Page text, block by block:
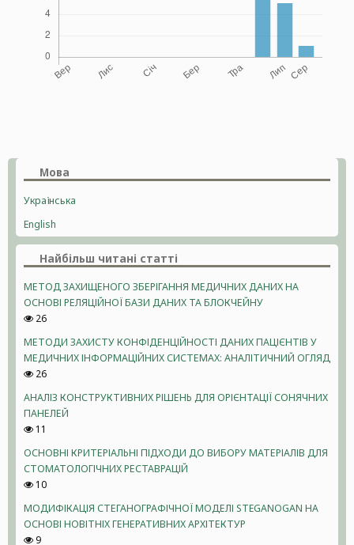
Мова
Українська
English
Найбільш читані статті
МЕТОД ЗАХИЩЕНОГО ЗБЕРІГАННЯ МЕДИЧНИХ ДАНИХ НА
ОСНОВІ РЕЛЯЦІЙНОЇ БАЗИ ДАНИХ ТА БЛОКЧЕЙНУ
26
МЕТОДИ ЗАХИСТУ КОНФІДЕНЦІЙНОСТІ ДАНИХ ПАЦІЄНТІВ У
МЕДИЧНИХ ІНФОРМАЦІЙНИХ СИСТЕМАХ: АНАЛІТИЧНИЙ ОГЛЯД
26
АНАЛІЗ КОНСТРУКТИВНИХ РІШЕНЬ ДЛЯ ОРІЄНТАЦІЇ СОНЯЧНИХ
ПАНЕЛЕЙ
11
ОСНОВНІ КРИТЕРІАЛЬНІ ПІДХОДИ ДО ВИБОРУ МАТЕРІАЛІВ ДЛЯ
СТОМАТОЛОГІЧНИХ РЕСТАВРАЦІЙ
10
МОДИФІКАЦІЯ СТЕГАНОГРАФІЧНОЇ МОДЕЛІ STEGANOGAN НА
ОСНОВІ НОВІТНІХ ГЕНЕРАТИВНИХ АРХІТЕКТУР
9